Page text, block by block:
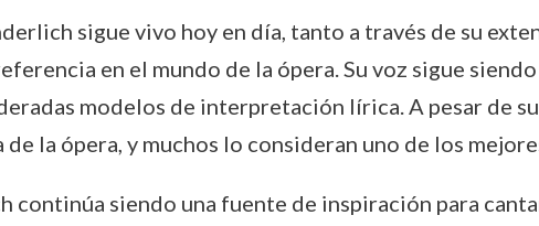
sigue vivo hoy en día, tanto a través de su
en el mundo de la ópera. Su voz sigue
modelos de interpretación lírica. A pesar de
la ópera, y muchos lo consideran uno de los
continúa siendo una fuente de inspiración para